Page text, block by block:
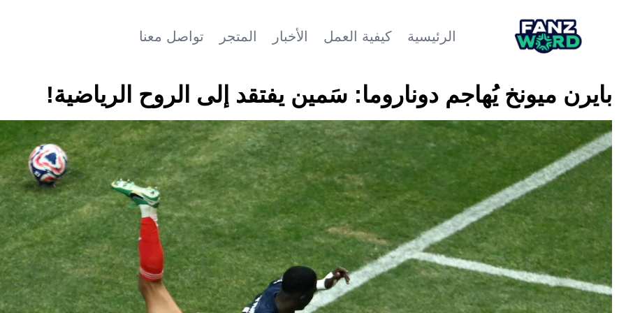
الرئيسية كيفية العمل الأخبار المتجر تواصل معنا
بايرن ميونخ يُهاجم دوناروما: سَمين يفتقد إلى الروح الرياضية!